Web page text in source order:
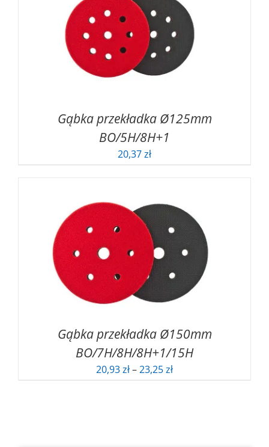
Gąbka przekładka Ø125mm
BO/5H/8H+1
20,37zł
Gąbka przekładka Ø150mm
BO/7H/8H/8H+1/15H
20,93zł–23,25złZakres